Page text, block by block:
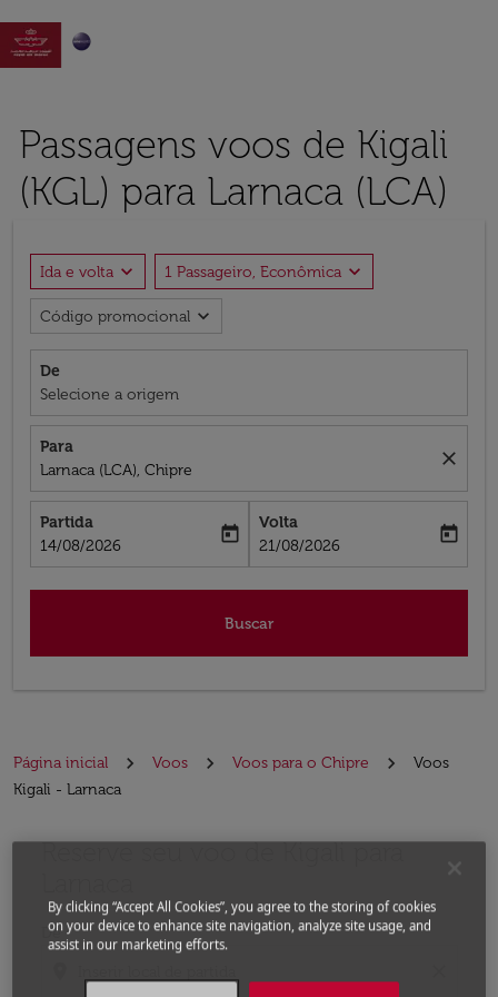

Passagens voos de Kigali
(KGL) para Larnaca (LCA)
Ida e volta expand_more 1 Passageiro, Econômica expand_more
Código promocional expand_more
De
Selecione a origem
Para
Larnaca (LCA), Chipre
close
Partida
fc-booking-departure-date-aria-label
14/08/2026
today
Volta
fc-booking-return-date-aria-label
21/08/2026
today
Buscar
Página inicial Voos Voos para o Chipre
Voos
Kigali - Larnaca
Reserve seu voo de Kigali para
De
Experimente atualizar a rota (partida e/ou destino)
By clicking “Accept All Cookies”, you agree to the storing of cookies
on your device to enhance site navigation, analyze site usage, and
assist in our marketing efforts.